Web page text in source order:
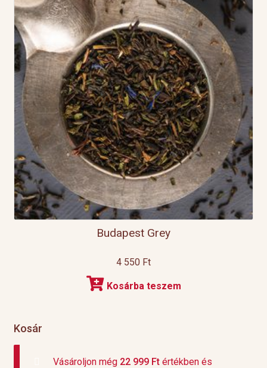
Budapest Grey
4 550 Ft
Kosárba teszem
Kosár
Vásároljon még 22 999 Ftértékben és